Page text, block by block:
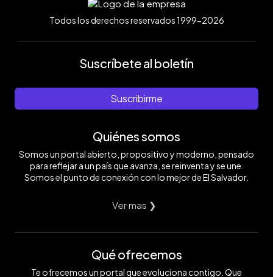
Todos los derechos reservados 1999-2026
Suscríbete al boletín
Suscribirme
Quiénes somos
Somos un portal abierto, propositivo y moderno, pensado
para reflejar a un país que avanza, se reinventa y se une.
Somos el punto de conexión con lo mejor de El Salvador.
Ver mas ❯
Qué ofrecemos
Te ofrecemos un portal que evoluciona contigo. Que